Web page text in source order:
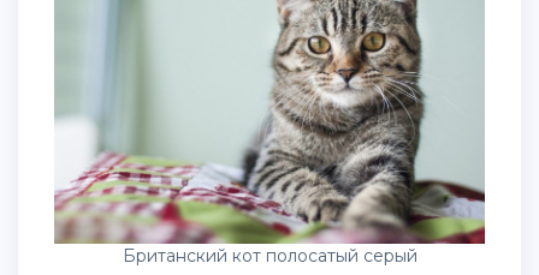
Британский кот полосатый серый